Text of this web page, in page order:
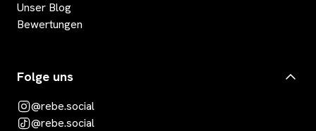
Unser Blog
Bewertungen
Folge uns
@rebe.social
@rebe.social